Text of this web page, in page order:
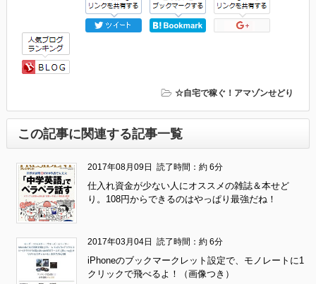
☆自宅で稼ぐ！アマゾンせどり
この記事に関連する記事一覧
2017年08月09日 読了時間：約 6分
仕入れ資金が少ない人にオススメの雑誌＆本せど
り。108円からできるのはやっぱり最強だね！
2017年03月04日 読了時間：約 6分
iPhoneのブックマークレット設定で、モノレートに1
クリックで飛べるよ！（画像つき）